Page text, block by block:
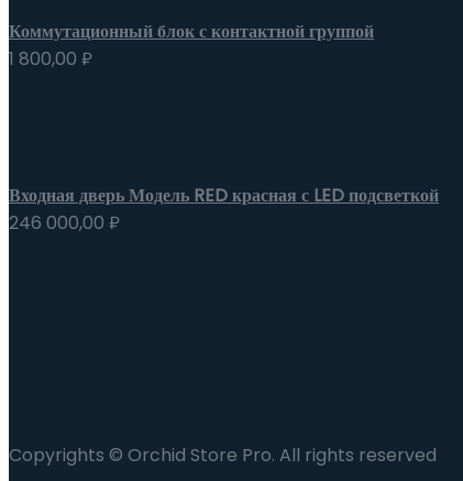
Коммутационный блок с контактной группой
1 800,00 ₽
Входная дверь Модель RED красная с LED подсветкой
246 000,00 ₽
Copyrights © Orchid Store Pro. All rights reserved